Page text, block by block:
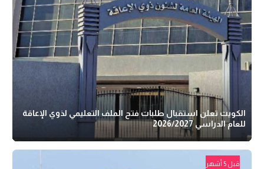
الكويت تعلن استقبال طلبات فتح الملف التعليمي لذوي الإعاقة
للعام الدراسي 2026/2027
قبل 5 أشهر